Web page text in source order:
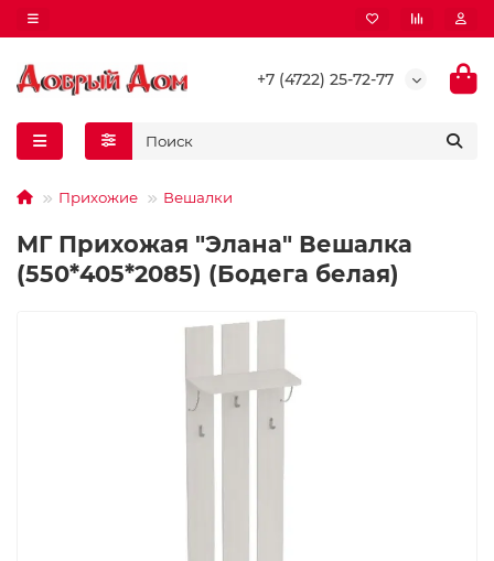
+7 (4722) 25-72-77
Прихожие Вешалки
МГ Прихожая "Элана" Вешалка
(550*405*2085) (Бодега белая)